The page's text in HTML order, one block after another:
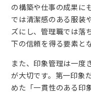
の構築や仕事の成果に
では清潔感のある服装
ズにし、管理職では落
下の信頼を得る要素と
また、印象管理は一度
が大切です。第一印象
めた「一貫性のある印